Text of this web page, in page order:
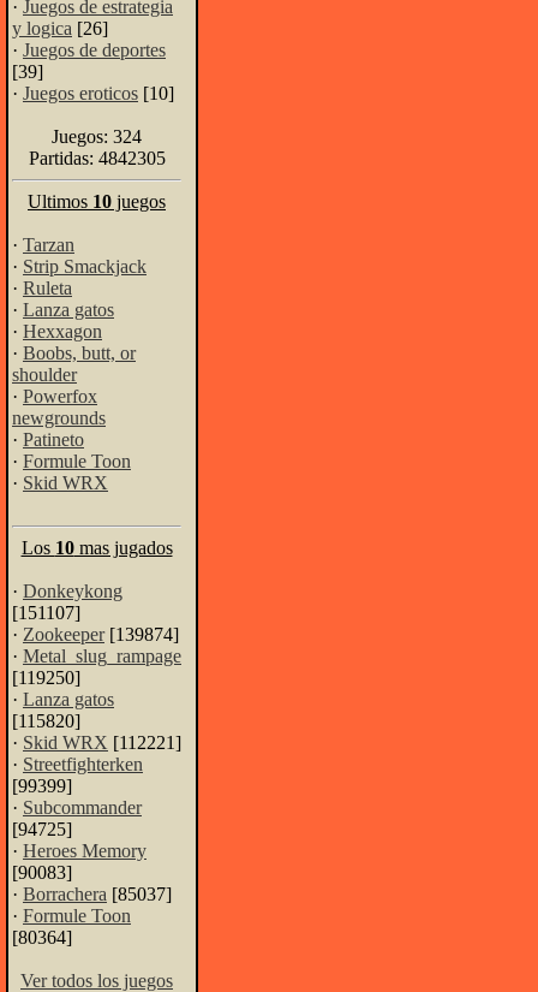
· Juegos de estrategia
y logica [26]
· Juegos de deportes
[39]
· Juegos eroticos [10]
Juegos: 324
Partidas: 4842305
Ultimos 10 juegos
· Tarzan
· Strip Smackjack
· Ruleta
· Lanza gatos
· Hexxagon
· Boobs, butt, or
shoulder
· Powerfox
newgrounds
· Patineto
· Formule Toon
· Skid WRX
Los 10mas jugados
· Donkeykong
[151107]
· Zookeeper[139874]
· Metal_slug_rampage
[119250]
· Lanza gatos
[115820]
· Skid WRX [112221]
· Streetfighterken
[99399]
· Subcommander
[94725]
· Heroes Memory
[90083]
· Borrachera [85037]
· Formule Toon
[80364]
Ver todos los juegos